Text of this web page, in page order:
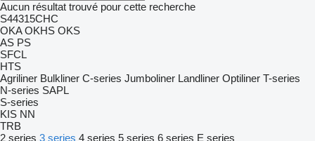
Aucun résultat trouvé pour cette recherche
S44315CHC
OKA OKHS OKS
AS PS
SFCL
HTS
Agriliner Bulkliner C-series Jumboliner Landliner Optiliner T-series
N-series SAPL
S-series
KIS NN
TRB
2 series 3 series 4 series 5 series 6 series E series